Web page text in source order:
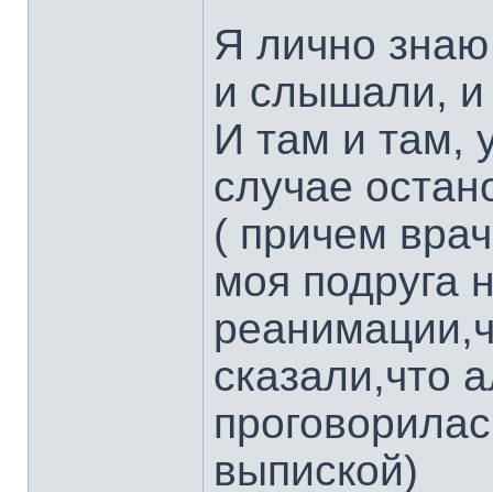
Я лично
и слышали, и
И там и там,
случае
( причем
моя подруга
сказали,что
выпиской)